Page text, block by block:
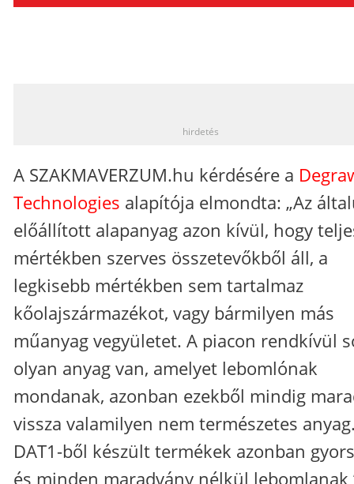
hirdetés
A SZAKMAVERZUM.hu kérdésére a
Technologies alapítója elmondta: „Az
előállított alapanyag azon kívül, hogy
mértékben szerves összetevőkből áll, a
legkisebb mértékben sem tartalmaz
kőolajszármazékot, vagy bármilyen más
műanyag vegyületet. A piacon rendkívül
olyan anyag van, amelyet lebomlónak
mondanak, azonban ezekből mindig
vissza valamilyen nem természetes
DAT1-ből készült termékek azonban
és minden maradvány nélkül lebomlanak